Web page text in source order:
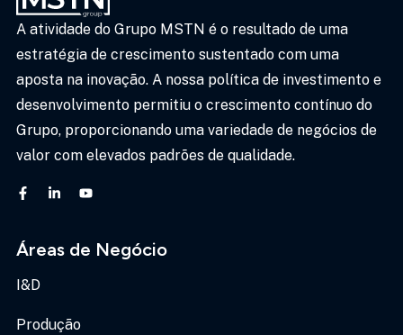
A atividade do Grupo MSTN é o resultado de uma
estratégia de crescimento sustentado com uma
aposta na inovação. A nossa política de investimento e
desenvolvimento permitiu o crescimento contínuo do
Grupo, proporcionando uma variedade de negócios de
valor com elevados padrões de qualidade.
Áreas de Negócio
I&D
Produção